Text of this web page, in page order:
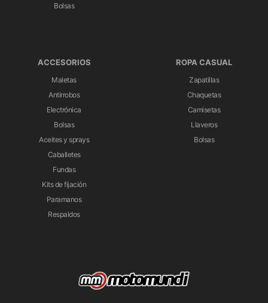
Bolsas
ACCESORIOS
Maletas
Antirrobos
Electrónica
Bolsas
Aceites y sprays
Caballetes
Fundas
Kits de fijación
Paramanos
Respaldos
ROPA CASUAL
Zapatillas
Chaquetas
Camisetas
Llaveros
Bolsas